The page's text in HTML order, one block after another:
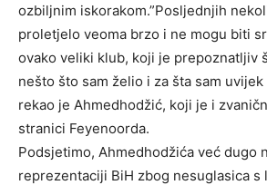
ozbiljnim iskorakom.”Posljednjih
proletjelo veoma brzo i ne mogu biti
ovako veliki klub, koji je prepoznatljiv
nešto što sam želio i za šta sam
rekao je Ahmedhodžić, koji je i
stranici Feyenoorda.
Podsjetimo, Ahmedhodžića već dugo
reprezentaciji BiH zbog nesuglasica s